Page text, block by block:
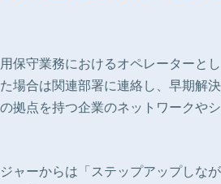
保守業務におけるオペレーターとし
場合は関連部署に連絡し、早期解
拠点を持つ企業のネットワークやシ
ャーからは「ステップアップしなが